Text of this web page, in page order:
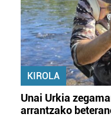
KIROLA
Unai Urkia
arrantzako